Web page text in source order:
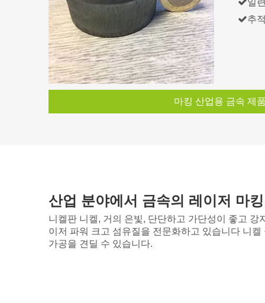
일
추
마킹 산업용 금속 제
산업 분야에서 금속의 레이저 마킹
니켈판 니켈, 거의 은빛, 단단하고 가단성이 좋고
이저 파워 크고 섬유질을 전문화하고 있습니다 니
가공을 견딜 수 있습니다.